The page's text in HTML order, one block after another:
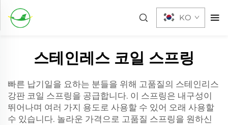
KO
스테인레스 코일 스프링
빠른 납기일을 요하는 분들을 위해 고품질의 스테인리스
강판 코일 스프링을 공급합니다. 이 스프링은 내구성이
뛰어나며 여러 가지 용도로 사용할 수 있어 오래 사용할
수 있습니다. 놀라운 가격으로 고품질 스프링을 원하신